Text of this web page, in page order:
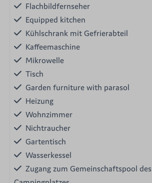
Flachbildfernseher
Equipped kitchen
Kühlschrank mit Gefrierabteil
Kaffeemaschine
Mikrowelle
Tisch
Garden furniture with parasol
Heizung
Wohnzimmer
Nichtraucher
Gartentisch
Wasserkessel
Zugang zum Gemeinschaftspool des